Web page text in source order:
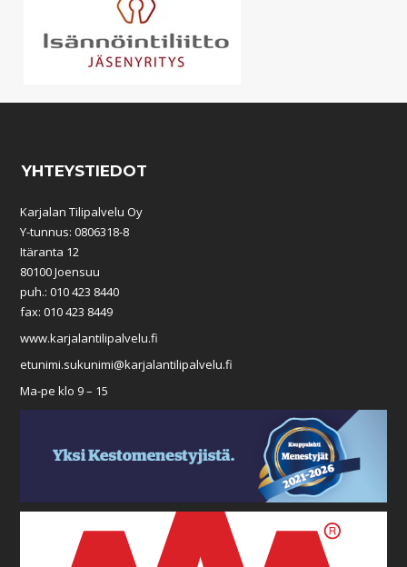
YHTEYSTIEDOT
Karjalan Tilipalvelu Oy
Y-tunnus: 0806318-8
Itäranta 12
80100 Joensuu
puh.: 010 423 8440
fax: 010 423 8449
www.karjalantilipalvelu.fi
etunimi.sukunimi@karjalantilipalvelu.fi
Ma-pe klo 9 – 15